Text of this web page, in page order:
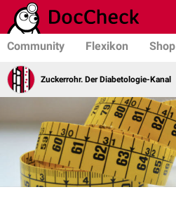
Community Flexikon Shop
Zuckerrohr. Der Diabetologie-Kanal